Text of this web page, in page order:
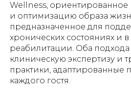
Wellness, ориентированное
и оптимизацию образа
предназначенное для
хронических состояниях и
реабилитации. Оба подхода
клиническую экспертизу и
практики, адаптированные
каждого гостя.